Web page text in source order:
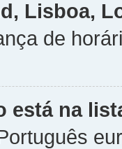
Lisboa,
de
está na